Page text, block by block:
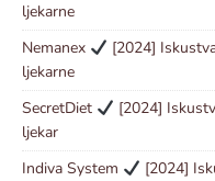
ljekarne
Nemanex
[2024]
ljekarne
SecretDiet
[2024]
ljekar
Indiva System
[2024]